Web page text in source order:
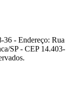
- Endereço: Rua
SP - CEP 14.403-